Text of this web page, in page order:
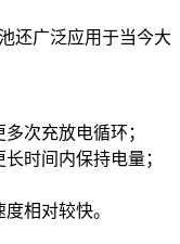
还广泛应用于当今大
次充放电循环；
时间内保持电量；
相对较快。